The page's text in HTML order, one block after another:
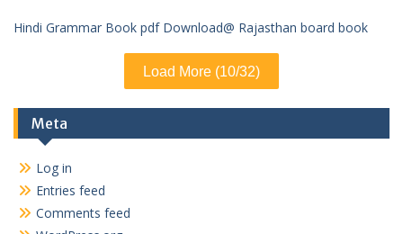
Hindi Grammar Book pdf Download@ Rajasthan board book
Load More (10/32)
Meta
Log in
Entries feed
Comments feed